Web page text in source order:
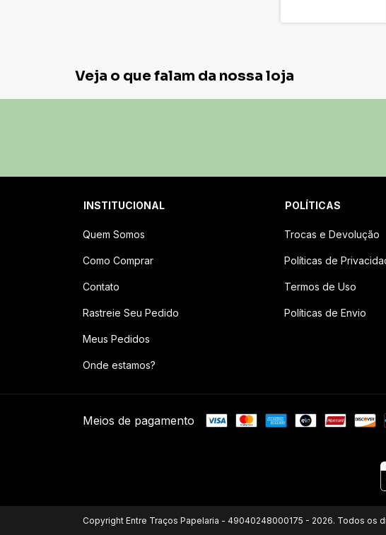
Veja o que falam da nossa loja
INSTITUCIONAL
Quem Somos
Como Comprar
Contato
Rastreie Seu Pedido
Meus Pedidos
Onde estamos?
POLÍTICAS
Trocas e Devolução
Políticas de
Termos de Uso
Políticas de Envio
Meios de pagamento
Copyright Entre Traços Papelaria - 49040248000175 - 2026. Todos os